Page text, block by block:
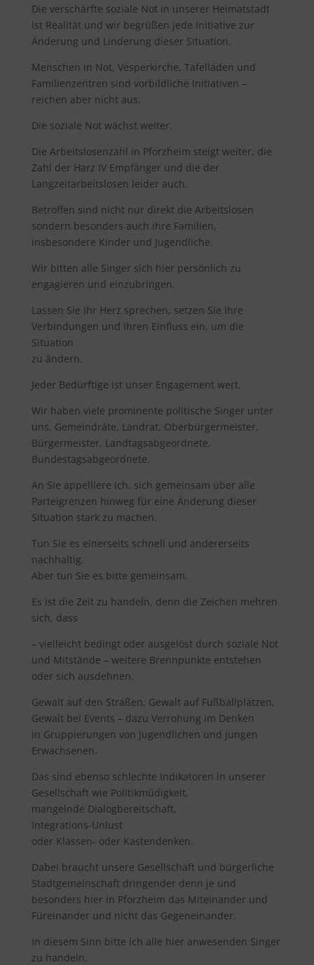
Die verschärfte soziale Not in unserer Heimatstadt
ist Realität und wir begrüßen jede Initiative zur
Änderung und Linderung dieser Situation.
Menschen in Not, Vesperkirche, Tafelläden und
Familienzentren sind vorbildliche Initiativen –
reichen aber nicht aus.
Die soziale Not wächst weiter.
Die Arbeitslosenzahl in Pforzheim steigt weiter, die
Zahl der Harz IV Empfänger und die der
Langzeitarbeitslosen leider auch.
Betroffen sind nicht nur direkt die Arbeitslosen
sondern besonders auch ihre Familien,
insbesondere Kinder und Jugendliche.
Wir bitten alle Singer sich hier persönlich zu
engagieren und einzubringen.
Lassen Sie Ihr Herz sprechen, setzen Sie Ihre
Verbindungen und Ihren Einfluss ein, um die
Situation
zu ändern.
Jeder Bedürftige ist unser Engagement wert.
Wir haben viele prominente politische Singer unter
uns. Gemeindräte, Landrat, Oberbürgermeister,
Bürgermeister, Landtagsabgeordnete,
Bundestagsabgeordnete.
An Sie appelliere ich, sich gemeinsam über alle
Parteigrenzen hinweg für eine Änderung dieser
Situation stark zu machen.
Tun Sie es einerseits schnell und andererseits
nachhaltig.
Aber tun Sie es bitte gemeinsam.
Es ist die Zeit zu handeln, denn die Zeichen mehren
sich, dass
– vielleicht bedingt oder ausgelöst durch soziale Not
und Mitstände – weitere Brennpunkte entstehen
oder sich ausdehnen.
Gewalt auf den Straßen, Gewalt auf Fußballplätzen,
Gewalt bei Events – dazu Verrohung im Denken
in Gruppierungen von Jugendlichen und jungen
Erwachsenen.
Das sind ebenso schlechte Indikatoren in unserer
Gesellschaft wie Politikmüdigkeit,
mangelnde Dialogbereitschaft,
Integrations-Unlust
oder Klassen- oder Kastendenken.
Dabei braucht unsere Gesellschaft und bürgerliche
Stadtgemeinschaft dringender denn je und
besonders hier in Pforzheim das Miteinander und
Füreinander und nicht das Gegeneinander.
In diesem Sinn bitte ich alle hier anwesenden Singer
zu handeln.